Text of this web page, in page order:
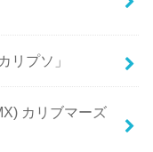
リプソ」
カリブマーズ